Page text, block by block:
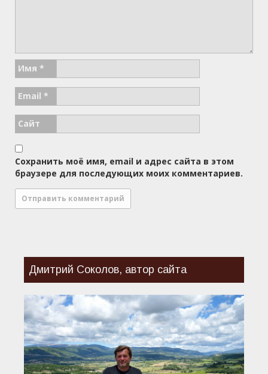
Имя *
Email *
Сайт
Сохранить моё имя, email и адрес сайта в этом
браузере для последующих моих комментариев.
Дмитрий Соколов, автор сайта